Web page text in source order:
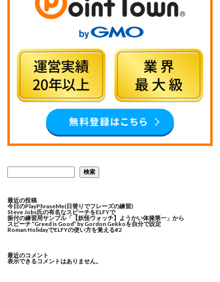
検索
最近の投稿
今日のPlayPhraseMe(日替りでフレーズの練習)
Steve Jobs氏の有名なスピーチをELFYで
振付の練習用サンプル「【妖怪ウォッチ】ようかい体操第一」から
スピーチ “Greed is Good” by Gordon Gekkoを自分で設定
Roman HolidayでELFYの使い方を覚える#2
最近のコメント
表示できるコメントはありません。